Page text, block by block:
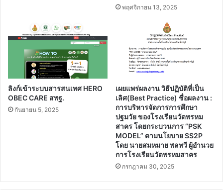
พฤศจิกายน 13, 2025
ลิงก์เข้าระบบสารสนเทศ HERO
OBEC CARE สพฐ.
กันยายน 5, 2025
เผยแพร่ผลงาน วิธีปฏิบัติที่เป็น
เลิศ(Best Practice) ชื่อผลงาน :
การบริหารจัดการการศึกษา
ปฐมวัย ของโรงเรียนวัดพรหม
สาคร โดยกระบวนการ “PSK
MODEL” ตามนโยบาย SS2P
โดย นายสมหมาย พลทวี ผู้อำนวย
การโรงเรียนวัดพรหมสาคร
กรกฎาคม 30, 2025